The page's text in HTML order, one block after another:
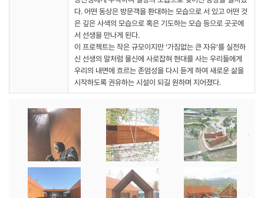
다. 어떤 동상은 방문객을 환대하는 모습으로 서 있고 어떤 것
은 깊은 사색의 모습으로 혹은 기도하는 모습 등으로 곳곳에
서 선생을 만나게 된다.
이 프로젝트는 작은 규모이지만 ‘가짐없는 큰 자유’를 실천하
신 선생의 말처럼 물신에 사로잡혀 현대를 사는 우리들에게
우리의 내면에 흐르는 존엄성을 다시 듣게 하여 새로운 삶을
시작하도록 권유하는 시설이 되길 원하며 지어졌다.